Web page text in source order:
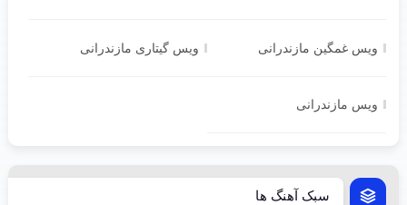
ویس غمگین مازندرانی ویس گیتاری مازندرانی
ویس مازندرانی
سبک آهنگ ها